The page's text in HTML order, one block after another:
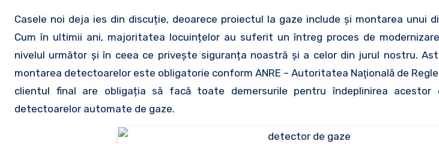
Casele noi deja ies din discuție, deoarece proiectul la gaze include și montarea unui
Cum în ultimii ani, majoritatea locuințelor au suferit un întreg proces de
nivelul următor și în ceea ce privește siguranța noastră și a celor din jurul nostru.
montarea detectoarelor este obligatorie conform ANRE – Autoritatea Naţională de
clientul final are obligația să facă toate demersurile pentru îndeplinirea acestor
detectoarelor automate de gaze.